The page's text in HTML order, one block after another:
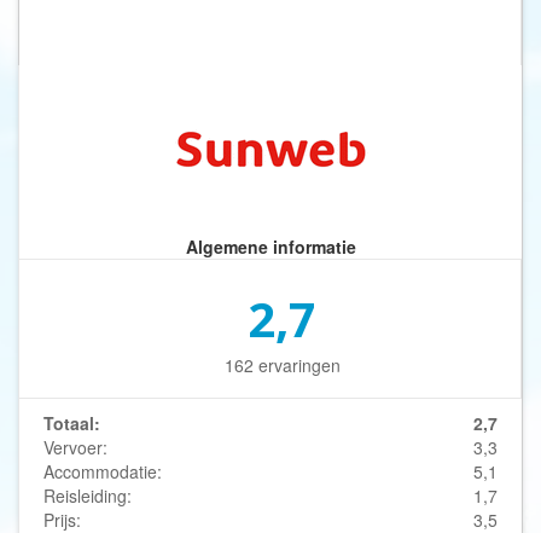
Algemene informatie
2,7
162 ervaringen
Totaal:
2,7
Vervoer:
3,3
Accommodatie:
5,1
Reisleiding:
1,7
Prijs:
3,5